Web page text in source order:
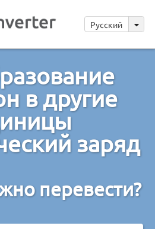
Русский
в другие
заряд
перевести?